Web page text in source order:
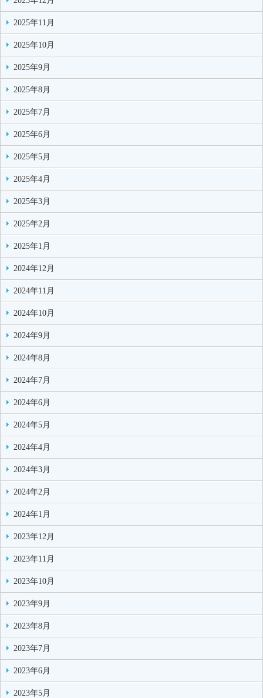
2025年11月
2025年10月
2025年9月
2025年8月
2025年7月
2025年6月
2025年5月
2025年4月
2025年3月
2025年2月
2025年1月
2024年12月
2024年11月
2024年10月
2024年9月
2024年8月
2024年7月
2024年6月
2024年5月
2024年4月
2024年3月
2024年2月
2024年1月
2023年12月
2023年11月
2023年10月
2023年9月
2023年8月
2023年7月
2023年6月
2023年5月